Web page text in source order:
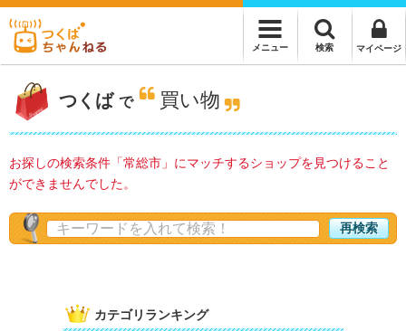
メニュー 検索 マイページ
つくば で 買い物
お探しの検索条件「常総市」にマッチするショップを見つけること
ができませんでした。
再検索
カテゴリランキング